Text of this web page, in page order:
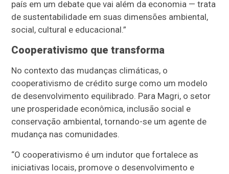
país em um debate que vai além da economia — trata
de sustentabilidade em suas dimensões ambiental,
social, cultural e educacional.”
Cooperativismo que transforma
No contexto das mudanças climáticas, o
cooperativismo de crédito surge como um modelo
de desenvolvimento equilibrado. Para Magri, o setor
une prosperidade econômica, inclusão social e
conservação ambiental, tornando-se um agente de
mudança nas comunidades.
“O cooperativismo é um indutor que fortalece as
iniciativas locais, promove o desenvolvimento e